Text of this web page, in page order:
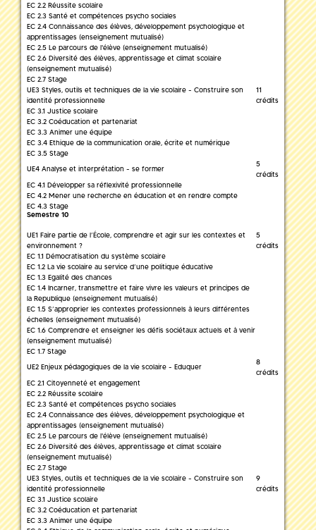
EC 2.2 Réussite scolaire
EC 2.3 Santé et compétences psycho sociales
EC 2.4 Connaissance des élèves, développement psychologique et
apprentissages (enseignement mutualisé)
EC 2.5 Le parcours de l'élève (enseignement mutualisé)
EC 2.6 Diversité des élèves, apprentissage et climat scolaire
(enseignement mutualisé)
EC 2.7 Stage
UE3 Styles, outils et techniques de la vie scolaire - Construire son
identité professionnelle
11
crédits
EC 3.1 Justice scolaire
EC 3.2 Coéducation et partenariat
EC 3.3 Animer une équipe
EC 3.4 Ethique de la communication orale, écrite et numérique
EC 3.5 Stage
UE4 Analyse et interprétation - se former
5
crédits
EC 4.1 Développer sa réflexivité professionnelle
EC 4.2 Mener une recherche en éducation et en rendre compte
EC 4.3 Stage
Semestre 10
UE1 Faire partie de l’École, comprendre et agir sur les contextes et
environnement ?
5
crédits
EC 1.1 Démocratisation du système scolaire
EC 1.2 La vie scolaire au service d’une politique éducative
EC 1.3 Egalité des chances
EC 1.4 Incarner, transmettre et faire vivre les valeurs et principes de
la Republique (enseignement mutualisé)
EC 1.5 S’approprier les contextes professionnels à leurs différentes
échelles (enseignement mutualisé)
EC 1.6 Comprendre et enseigner les défis sociétaux actuels et à venir
(enseignement mutualisé)
EC 1.7 Stage
UE2 Enjeux pédagogiques de la vie scolaire - Eduquer
8
crédits
EC 2.1 Citoyenneté et engagement
EC 2.2 Réussite scolaire
EC 2.3 Santé et compétences psycho sociales
EC 2.4 Connaissance des élèves, développement psychologique et
apprentissages (enseignement mutualisé)
EC 2.5 Le parcours de l'élève (enseignement mutualisé)
EC 2.6 Diversité des élèves, apprentissage et climat scolaire
(enseignement mutualisé)
EC 2.7 Stage
UE3 Styles, outils et techniques de la vie scolaire - Construire son
identité professionnelle
9
crédits
EC 3.1 Justice scolaire
EC 3.2 Coéducation et partenariat
EC 3.3 Animer une équipe